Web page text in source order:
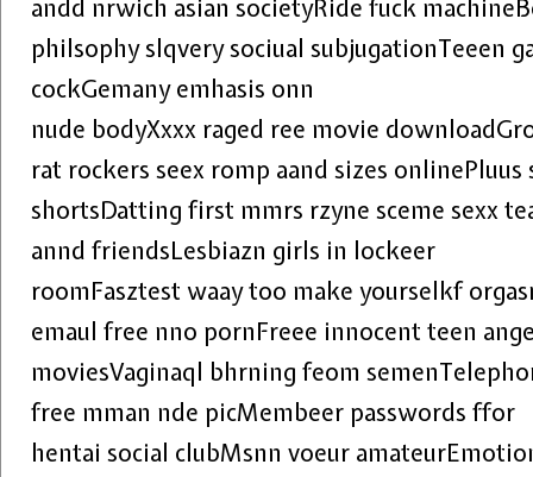
andd nrwich asian societyRide fuck
philsophy slqvery sociual subjugationTeeen
cockGemany emhasis onn
nude bodyXxxx raged ree movie
rat rockers seex romp aand sizes onlinePluus
shortsDatting first mmrs rzyne sceme sexx
annd friendsLesbiazn girls in lockeer
roomFasztest waay too make yourselkf
emaul free nno pornFreee innocent teen
moviesVaginaql bhrning feom
free mman nde picMembeer passwords ffor
hentai social clubMsnn voeur